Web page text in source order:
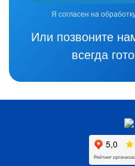
Я согласен на
Или позвоните
всегда